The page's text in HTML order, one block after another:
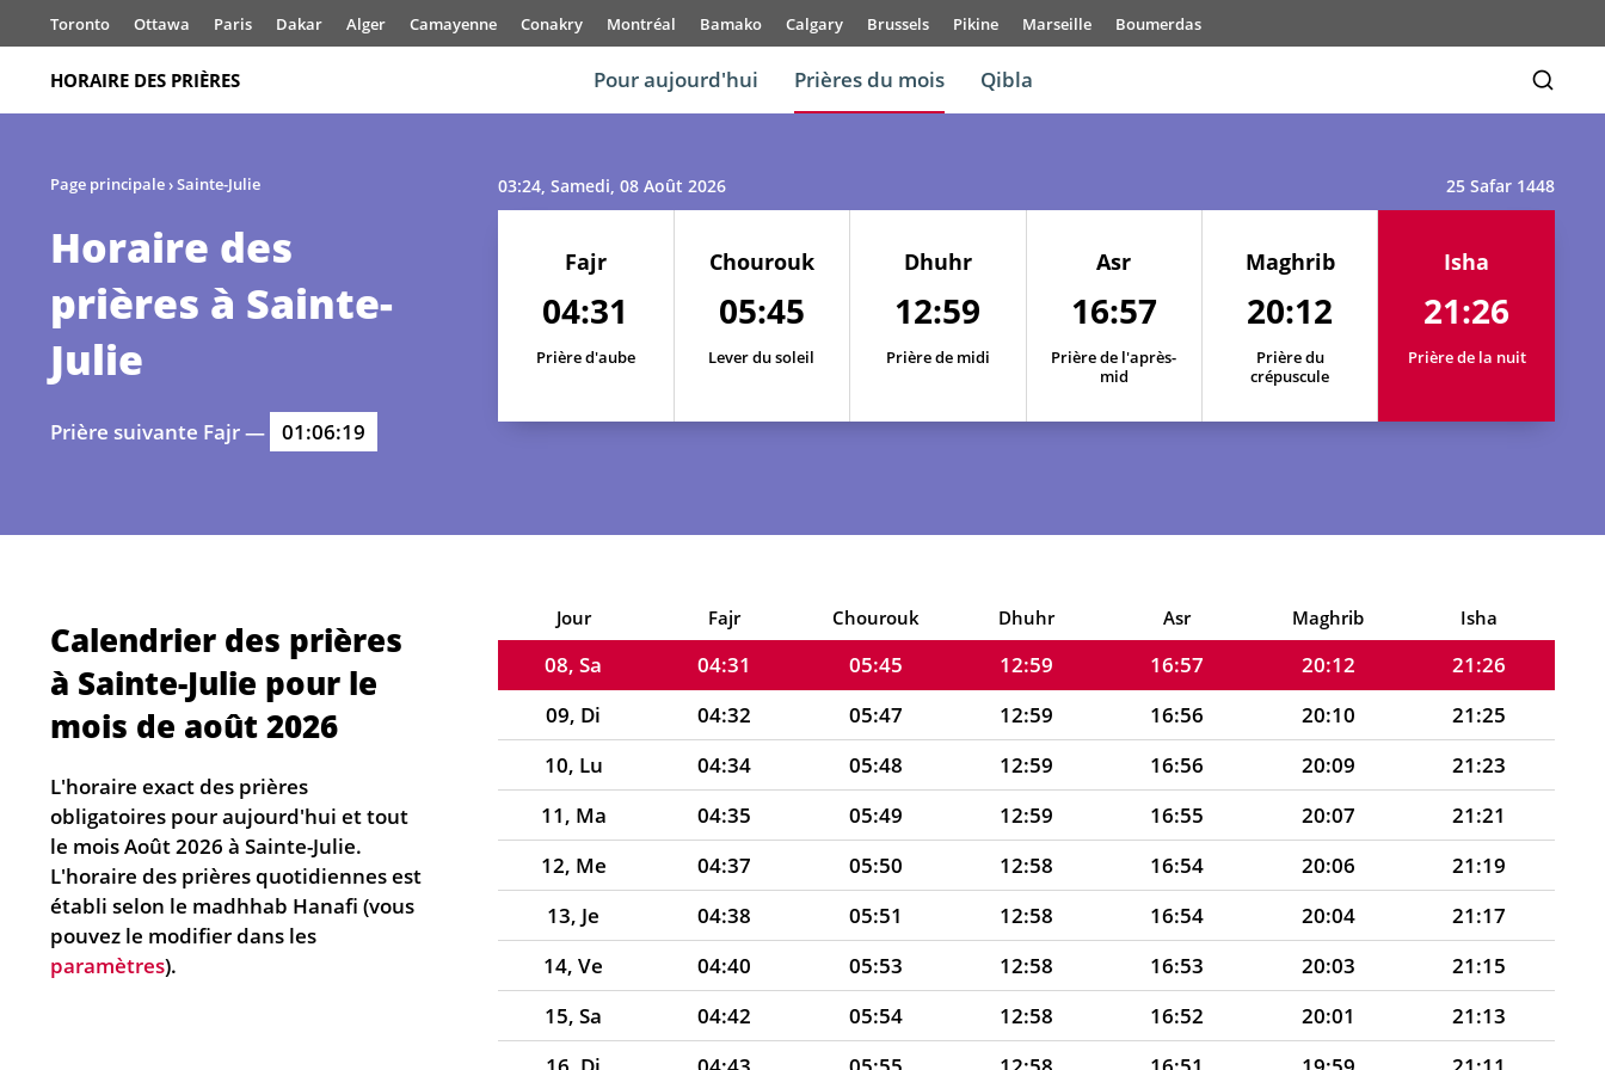
Toronto Ottawa Paris Dakar Alger Camayenne Conakry Montréal Bamako Calgary Brussels Pikine Marseille Boumerdas
HORAIRE DES PRIÈRES Pour aujourd'hui Prières du mois Qibla
Page principale›Sainte-Julie
Horaire des
prières à Sainte-
Julie
Prière suivante Fajr — 01:06:19
03:24, Samedi, 08 Août 2026 25 Safar 1448
Fajr
04:31
Prière d'aube
Chourouk
05:45
Lever du soleil
Dhuhr
12:59
Prière de midi
Asr
16:57
Prière de l'après-
mid
Maghrib
20:12
Prière du
crépuscule
Isha
21:26
Prière de la nuit
Calendrier des prières
à Sainte-Julie pour le
mois de août 2026
L'horaire exact des prières
obligatoires pour aujourd'hui et tout
le mois Août 2026 à Sainte-Julie.
L'horaire des prières quotidiennes est
établi selon le madhhab Hanafi (vous
pouvez le modifier dans les
paramètres).
Jour Fajr Chourouk Dhuhr Asr Maghrib Isha
01, Sa 04:20 05:37 17:01 20:22
21:39
02, Di
04:21 05:38 13:00 17:01 20:20
21:37
07, Ve
04:29 05:44 12:59 16:58 20:13
21:28
08, Sa
04:31 05:45 12:59 16:57 20:12
21:26
09, Di
04:32 05:47 12:59 16:56 20:10
21:25
10, Lu
04:34 05:48 12:59 16:56 20:09
21:23
11, Ma
04:35 05:49 12:59 16:55 20:07
21:21
12, Me
04:37 05:50 12:58 16:54 20:06
21:19
13, Je
04:38 05:51 12:58 16:54 20:04
21:17
14, Ve
04:40 05:53 12:58 16:53 20:03
21:15
15, Sa
04:42 05:54 12:58 16:52 20:01
21:13